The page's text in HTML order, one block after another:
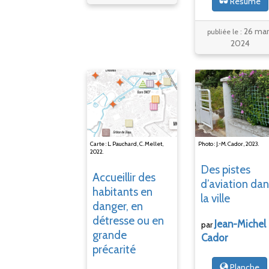
publiée le : 26
2024
Carte : L. Pauchard, C. Mellet,
2022.
Accueillir des
habitants en
danger, en
détresse ou en
grande
précarité
Photo : J.-M. Cador, 2023.
Des pistes
d’aviation
la ville
parJean-Michel
Cador